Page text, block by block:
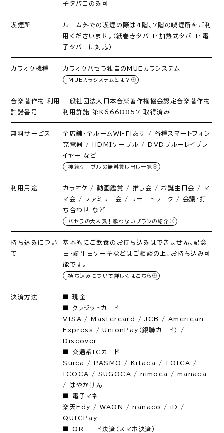
子タバコのみ可
喫煙所
ルーム外での喫煙の際は4階、7階の喫煙所をご利
用くださいませ。（紙巻きタバコ・加熱式タバコ・電
子タバコに対応）
カラオケ機種 カラオケパセラ独自のMUEカラシステム
MUEカラシステムとは？
音楽著作物 利用
許諾番号
一般社団法人日本音楽著作権協会認定音楽著作物
利用許諾 第K6668857 取得済み
無料サービス
全店舗・全ルームWi-Fiあり / 各種スマートフォン
充電器 / HDMIケーブル / DVDブルーレイプレ
イヤー など
接続ケーブルの無料貸し出し一覧
利用用途
カラオケ / 動画鑑賞 / 推し会 / お誕生日会 / マ
マ会 / ファミリー会 / リモートワーク / 会議・打
ち合わせ など
パセラの大人気！歌わないプランの紹介
持ち込みについ
て
基本的にご飲食のお持ち込みはできません。記念
日・誕生日ケーキなどはご相談の上、お持ち込み可
能です。
持ち込みについて詳しくはこちら
決済方法
■ 現金
■ クレジットカード
VISA / Mastercard / JCB / American
Express / UnionPay（銀聯カード） /
Discover
■ 交通系ICカード
Suica / PASMO / Kitaca / TOICA /
ICOCA / SUGOCA / nimoca / manaca
/ はやかけん
■ 電子マネー
楽天Edy / WAON / nanaco / iD /
QUICPay
■ QRコード決済（スマホ決済）